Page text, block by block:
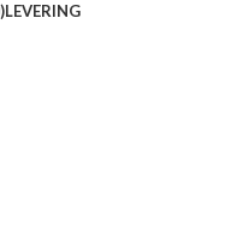
LEVERING